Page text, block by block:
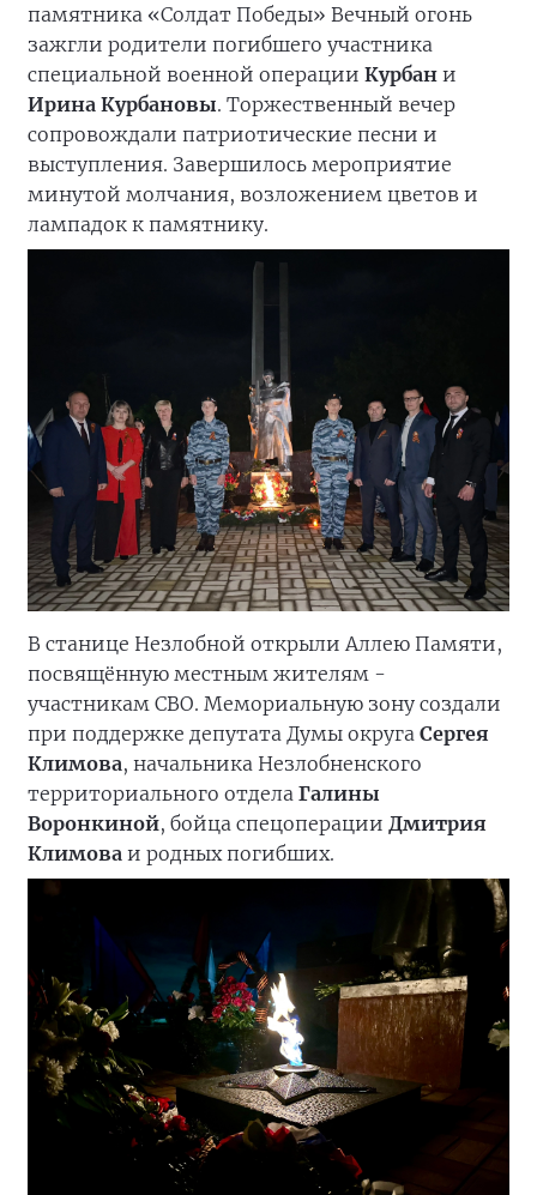
памятника «Солдат Победы» Вечный огонь
зажгли родители погибшего участника
специальной военной операции Курбан и
Ирина Курбановы. Торжественный вечер
сопровождали патриотические песни и
выступления. Завершилось мероприятие
минутой молчания, возложением цветов и
лампадок к памятнику.
В станице Незлобной открыли Аллею Памяти,
посвящённую местным жителям -
участникам СВО. Мемориальную зону создали
при поддержке депутата Думы округа Сергея
Климова, начальника Незлобненского
территориального отдела Галины
Воронкиной, бойца спецоперации Дмитрия
Климова и родных погибших.